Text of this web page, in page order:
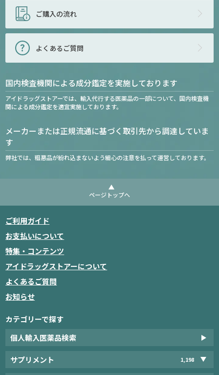
ご購入の流れ
よくあるご質問
国内検査機関による成分鑑定を実施しております
アイドラッグストアーでは、輸入代行する医薬品の一部について、国内検査機
関による成分鑑定を適宜実施しております。
メーカーまたは正規流通に基づく取引先から調達していま
す
弊社では、粗悪品が紛れ込まないよう細心の注意を払って運営しております。
ページトップへ
ご利用ガイド
お支払いについて
特集・コンテンツ
アイドラッグストアーについて
よくあるご質問
お知らせ
カテゴリーで探す
個人輸入医薬品検索
サプリメント 1,198